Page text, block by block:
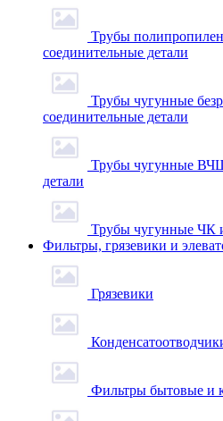
Трубы
соединительные детали
Трубы чугунные
соединительные детали
Трубы чугунные
детали
Трубы чугунные ЧК
Фильтры, грязевики и
Грязевики
Фильтры бытовые и